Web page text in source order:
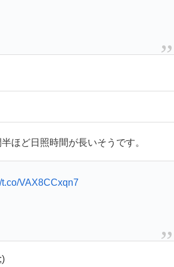
ほど日照時間が長いそうです。
t.co/VAX8CCxqn7